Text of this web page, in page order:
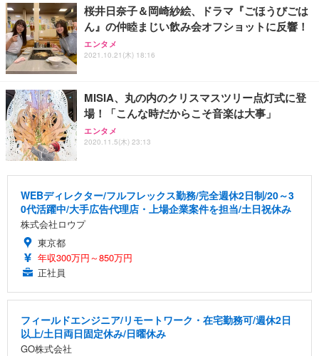
桜井日奈子＆岡崎紗絵、ドラマ『ごほうびごは
ん』の仲睦まじい飲み会オフショットに反響！
エンタメ
2021.10.21(木) 18:16
MISIA、丸の内のクリスマスツリー点灯式に登
場！「こんな時だからこそ音楽は大事」
エンタメ
2020.11.5(木) 23:13
WEBディレクター/フルフレックス勤務/完全週休2日制/20～3
0代活躍中/大手広告代理店・上場企業案件を担当/土日祝休み
株式会社ロウプ
東京都
年収300万円～850万円
正社員
フィールドエンジニア/リモートワーク・在宅勤務可/週休2日
以上/土日両日固定休み/日曜休み
GO株式会社